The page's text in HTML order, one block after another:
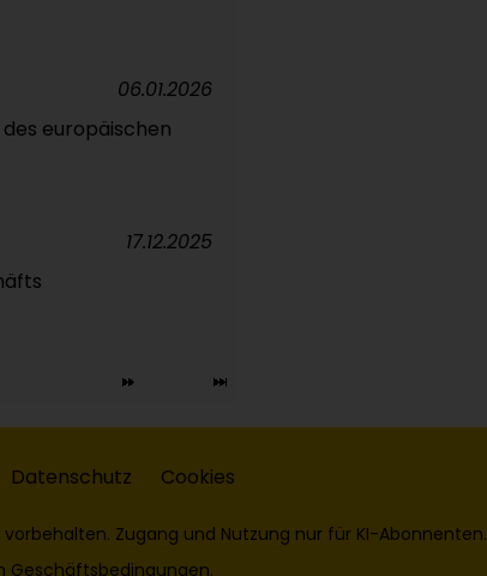
europäischen
06.01.2026
17.12.2025
Datenschutz Cookies
Zugang und Nutzung nur für KI-Abonnenten.
Geschäftsbedingungen.